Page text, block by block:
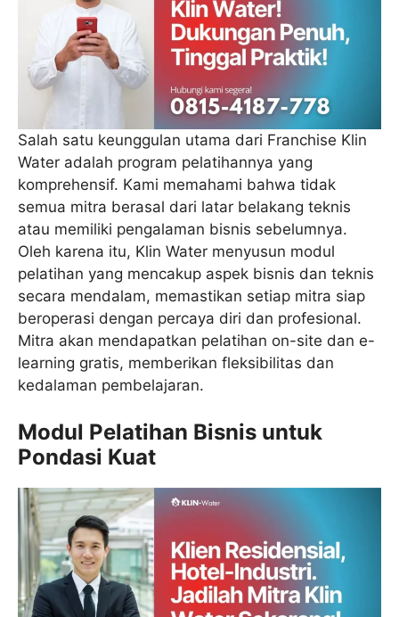
Salah satu keunggulan utama dari Franchise Klin
Water adalah program pelatihannya yang
komprehensif. Kami memahami bahwa tidak
semua mitra berasal dari latar belakang teknis
atau memiliki pengalaman bisnis sebelumnya.
Oleh karena itu, Klin Water menyusun modul
pelatihan yang mencakup aspek bisnis dan teknis
secara mendalam, memastikan setiap mitra siap
beroperasi dengan percaya diri dan profesional.
Mitra akan mendapatkan pelatihan on-site dan e-
learning gratis, memberikan fleksibilitas dan
kedalaman pembelajaran.
Modul Pelatihan Bisnis untuk
Pondasi Kuat